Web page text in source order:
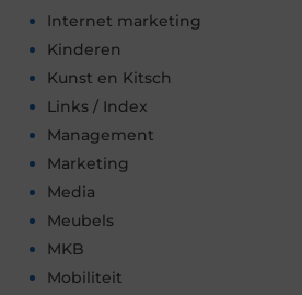
Internet marketing
Kinderen
Kunst en Kitsch
Links / Index
Management
Marketing
Media
Meubels
MKB
Mobiliteit